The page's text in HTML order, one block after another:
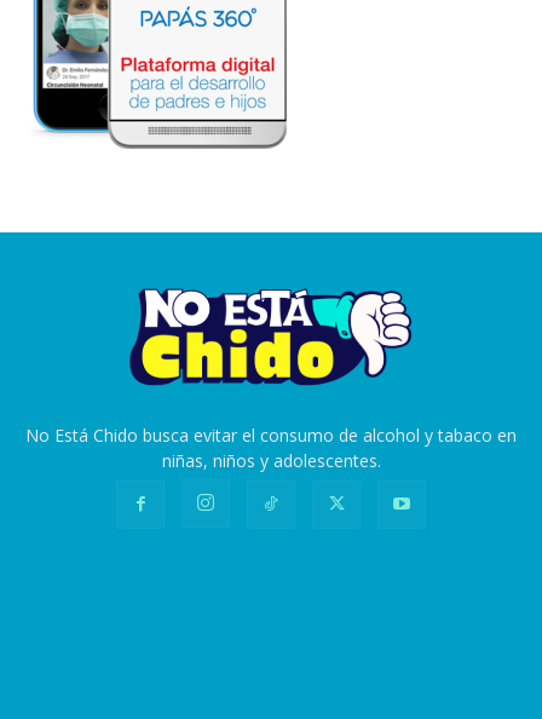
No Está Chido busca evitar el consumo de alcohol y tabaco en
niñas, niños y adolescentes.